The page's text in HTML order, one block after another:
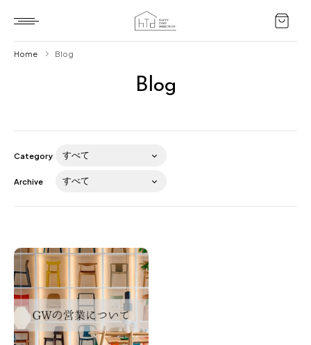
Blog
About us
for Business
Blog
Home Blog
Category
Archive